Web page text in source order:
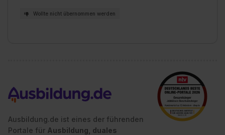
Wollte nicht übernommen werden
Ausbildung.de ist eines der führenden
Portale für Ausbildung, duales